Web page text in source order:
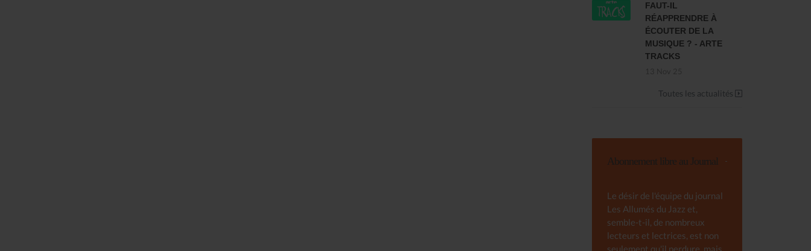
FAUT-IL
RÉAPPRENDRE À
ÉCOUTER DE LA
MUSIQUE ? - ARTE
TRACKS
Toutes les actualités
Abonnement libre au Journal
Le désir de l'équipe du journal
Les Allumés du Jazz et,
semble-t-il, de nombreux
lecteurs et lectrices, est non
seulement qu'il perdure, mais